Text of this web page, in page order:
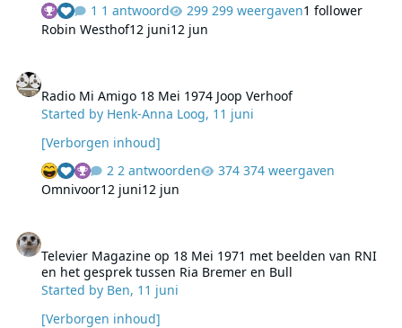
1 antwoord
299 weergaven1 follower
Robin Westhof12 juni12 jun
Radio Mi Amigo 18 Mei 1974 Joop Verhoof
Started by Henk-Anna Loog, 11 juni
[Verborgen inhoud]
2 antwoorden
374 weergaven
Omnivoor12 juni12 jun
Televier Magazine op 18 Mei 1971 met beelden van RNI
en het gesprek tussen Ria Bremer en Bull
Started by Ben, 11 juni
[Verborgen inhoud]